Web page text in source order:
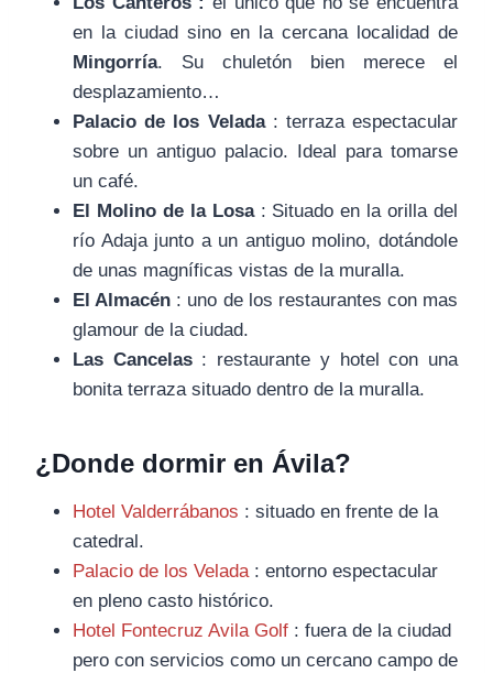
en la ciudad sino en la cercana localidad de
Mingorría. Su chuletón bien merece el
desplazamiento…
Palacio de los Velada: terraza espectacular
sobre un antiguo palacio. Ideal para tomarse
un café.
El Molino de la Losa: Situado en la orilla del
río Adaja junto a un antiguo molino, dotándole
de unas magníficas vistas de la muralla.
El Almacén : uno de los restaurantes con mas
glamour de la ciudad.
Las Cancelas: restaurante y hotel con una
bonita terraza situado dentro de la muralla.
¿Donde dormir en Ávila?
Hotel Valderrábanos : situado en frente de la
catedral.
Palacio de los Velada: entorno espectacular
en pleno casto histórico.
Hotel Fontecruz Avila Golf : fuera de la ciudad
pero con servicios como un cercano campo de